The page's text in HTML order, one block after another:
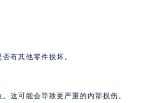
有其他零件损坏。
这可能会导致更严重的内部损伤。